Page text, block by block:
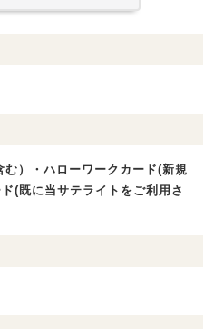
）・ハローワークカード(新規
(既に当サテライトをご利用さ